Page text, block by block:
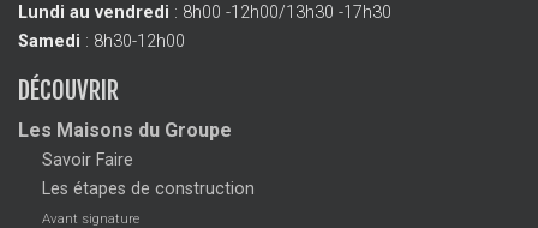
Lundi au vendredi : 8h00 -12h00/13h30 -17h30
Samedi : 8h30-12h00
DÉCOUVRIR
Les Maisons du Groupe
Savoir Faire
Les étapes de construction
Avant signature